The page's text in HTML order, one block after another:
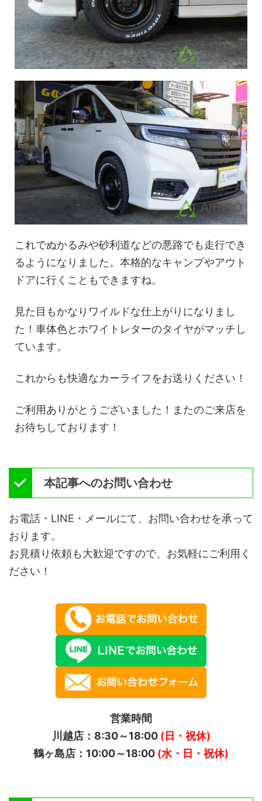
これでぬかるみや砂利道などの悪路でも走行でき
るようになりました。本格的なキャンプやアウト
ドアに行くこともできますね。
見た目もかなりワイルドな仕上がりになりまし
た！車体色とホワイトレターのタイヤがマッチし
ています。
これからも快適なカーライフをお送りください！
ご利用ありがとうございました！またのご来店を
お待ちしております！
本記事へのお問い合わせ
お電話・LINE・メールにて、お問い合わせを承って
おります。
お見積り依頼も大歓迎ですので、お気軽にご利用く
ださい！
営業時間
川越店：8:30～18:00(日・祝休)
鶴ヶ島店：10:00～18:00 (水・日・祝休)